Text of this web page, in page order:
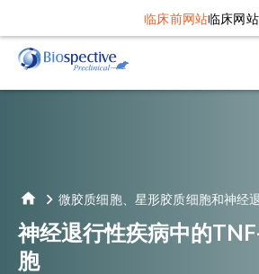
临床前网站临床网站
微胶质细胞、星形胶质细胞和神经
神经退行性疾病中的
胞